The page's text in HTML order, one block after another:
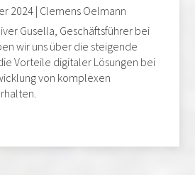
2024 | Clemens Oelmann
Gusella, Geschäftsführer bei
wir uns über die steigende
Vorteile digitaler Lösungen bei
von komplexen